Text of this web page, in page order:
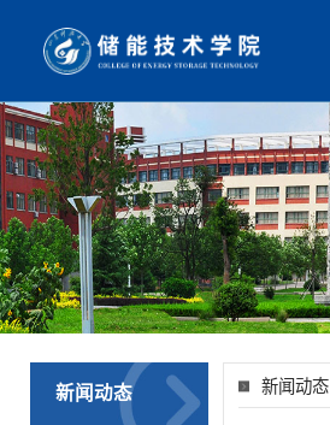
新闻动态 新闻动态